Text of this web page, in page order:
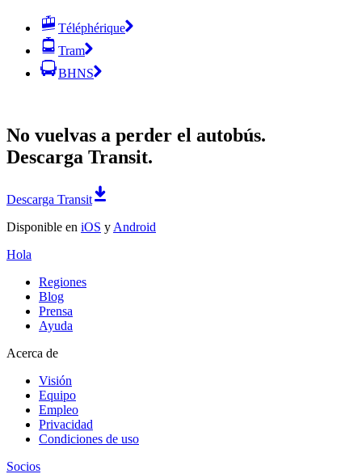
Téléphérique
Tram
BHNS
No vuelvas a perder el autobús.
Descarga Transit.
Descarga Transit
Disponible en iOS y Android
Hola
Regiones
Blog
Prensa
Ayuda
Acerca de
Visión
Equipo
Empleo
Privacidad
Condiciones de uso
Socios